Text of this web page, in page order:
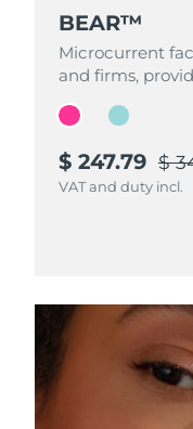
BEAR™
Microcurrent
and firms,
$ 247.79 $
VAT and duty incl.
BEAR™
Microcurrent
and firms,
$ 233.59 $
VAT and duty incl.